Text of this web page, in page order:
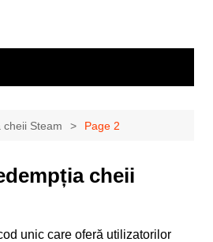
cheii Steam Page 2
cheii
unic care oferă utilizatorilor